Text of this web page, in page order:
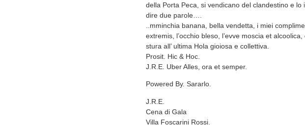
della Porta Peca, si vendicano del clandestino e lo
dire due parole….
..mminchia banana, bella vendetta, i miei
extremis, l’occhio bleso, l’evve moscia et
stura all’ ultima Hola gioiosa e collettiva.
Prosit. Hic & Hoc.
J.R.E. Uber Alles, ora et semper.
Powered By. Sararlo.
J.R.E.
Cena di Gala
Villa Foscarini Rossi.